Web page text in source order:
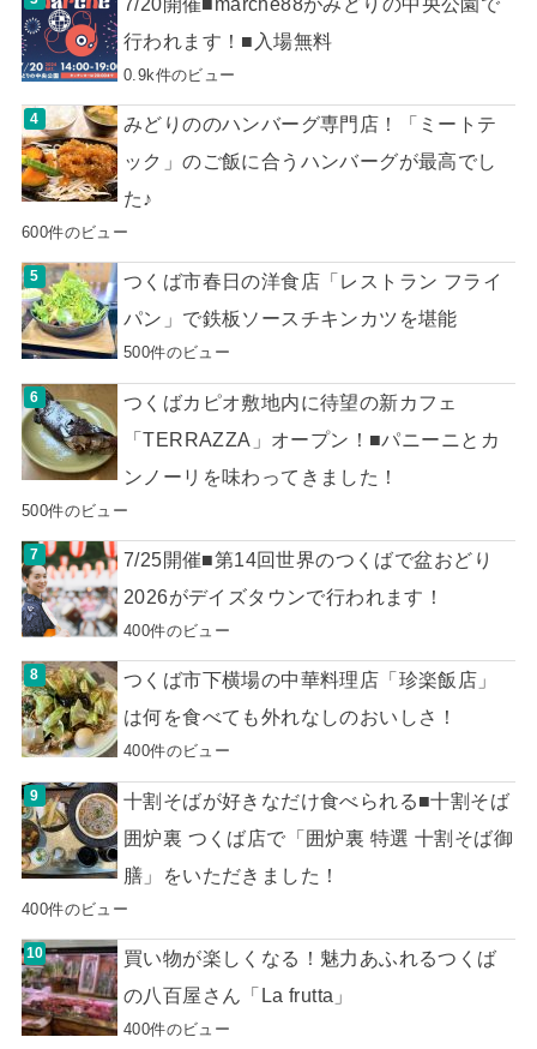
行われます！■入場無料
0.9k件のビュー
みどりののハンバーグ専門店！「ミートテ
ック」のご飯に合うハンバーグが最高でし
た♪
600件のビュー
つくば市春日の洋食店「レストラン フライ
パン」で鉄板ソースチキンカツを堪能
500件のビュー
つくばカピオ敷地内に待望の新カフェ
「TERRAZZA」オープン！■パニーニとカ
ンノーリを味わってきました！
500件のビュー
7/25開催■第14回世界のつくばで盆おどり
2026がデイズタウンで行われます！
400件のビュー
つくば市下横場の中華料理店「珍楽飯店」
は何を食べても外れなしのおいしさ！
400件のビュー
十割そばが好きなだけ食べられる■十割そば
囲炉裏 つくば店で「囲炉裏 特選 十割そば御
膳」をいただきました！
400件のビュー
買い物が楽しくなる！魅力あふれるつくば
の八百屋さん「La frutta」
400件のビュー